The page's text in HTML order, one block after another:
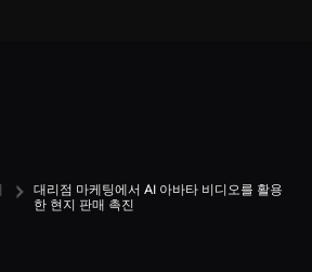
대리점 마케팅에서 AI 아바타 비디오를 활용
한 현지 판매 촉진